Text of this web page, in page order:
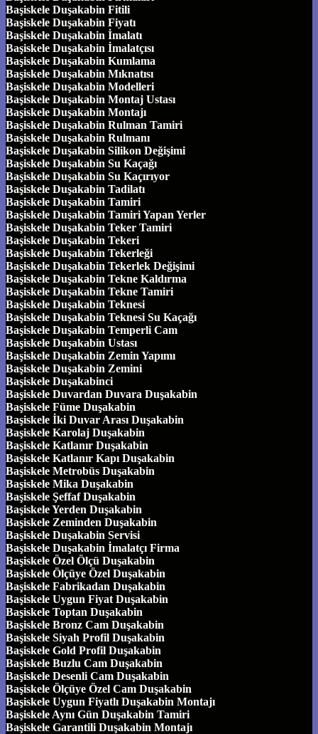
Başiskele Duşakabin Fitili
Başiskele Duşakabin Fiyatı
Başiskele Duşakabin İmalatı
Başiskele Duşakabin İmalatçısı
Başiskele Duşakabin Kumlama
Başiskele Duşakabin Mıknatısı
Başiskele Duşakabin Modelleri
Başiskele Duşakabin Montaj Ustası
Başiskele Duşakabin Montajı
Başiskele Duşakabin Rulman Tamiri
Başiskele Duşakabin Rulmanı
Başiskele Duşakabin Silikon Değişimi
Başiskele Duşakabin Su Kaçağı
Başiskele Duşakabin Su Kaçırıyor
Başiskele Duşakabin Tadilatı
Başiskele Duşakabin Tamiri
Başiskele Duşakabin Tamiri Yapan Yerler
Başiskele Duşakabin Teker Tamiri
Başiskele Duşakabin Tekeri
Başiskele Duşakabin Tekerleği
Başiskele Duşakabin Tekerlek Değişimi
Başiskele Duşakabin Tekne Kaldırma
Başiskele Duşakabin Tekne Tamiri
Başiskele Duşakabin Teknesi
Başiskele Duşakabin Teknesi Su Kaçağı
Başiskele Duşakabin Temperli Cam
Başiskele Duşakabin Ustası
Başiskele Duşakabin Zemin Yapımı
Başiskele Duşakabin Zemini
Başiskele Duşakabinci
Başiskele Duvardan Duvara Duşakabin
Başiskele Füme Duşakabin
Başiskele İki Duvar Arası Duşakabin
Başiskele Karolaj Duşakabin
Başiskele Katlanır Duşakabin
Başiskele Katlanır Kapı Duşakabin
Başiskele Metrobüs Duşakabin
Başiskele Mika Duşakabin
Başiskele Şeffaf Duşakabin
Başiskele Yerden Duşakabin
Başiskele Zeminden Duşakabin
Başiskele Duşakabin Servisi
Başiskele Duşakabin İmalatçı Firma
Başiskele Özel Ölçü Duşakabin
Başiskele Ölçüye Özel Duşakabin
Başiskele Fabrikadan Duşakabin
Başiskele Uygun Fiyat Duşakabin
Başiskele Toptan Duşakabin
Başiskele Bronz Cam Duşakabin
Başiskele Siyah Profil Duşakabin
Başiskele Gold Profil Duşakabin
Başiskele Buzlu Cam Duşakabin
Başiskele Desenli Cam Duşakabin
Başiskele Ölçüye Özel Cam Duşakabin
Başiskele Uygun Fiyatlı Duşakabin Montajı
Başiskele Aynı Gün Duşakabin Tamiri
Başiskele Garantili Duşakabin Montajı